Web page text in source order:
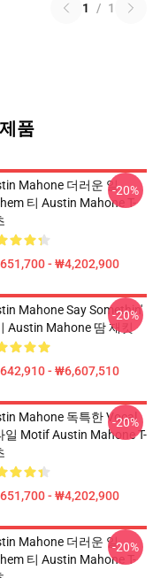
1 / 1
품
Mahone 더러운 일
티 Austin Mahone T-
- ₩4,202,900
-20%
Mahone Say Somethin'
Austin Mahone 땀 재킷
- ₩6,607,510
-20%
Mahone 독특한 Vocal
일 Motif Austin Mahone T-
- ₩4,202,900
-20%
Mahone 더러운 일
티 Austin Mahone T-
-20%